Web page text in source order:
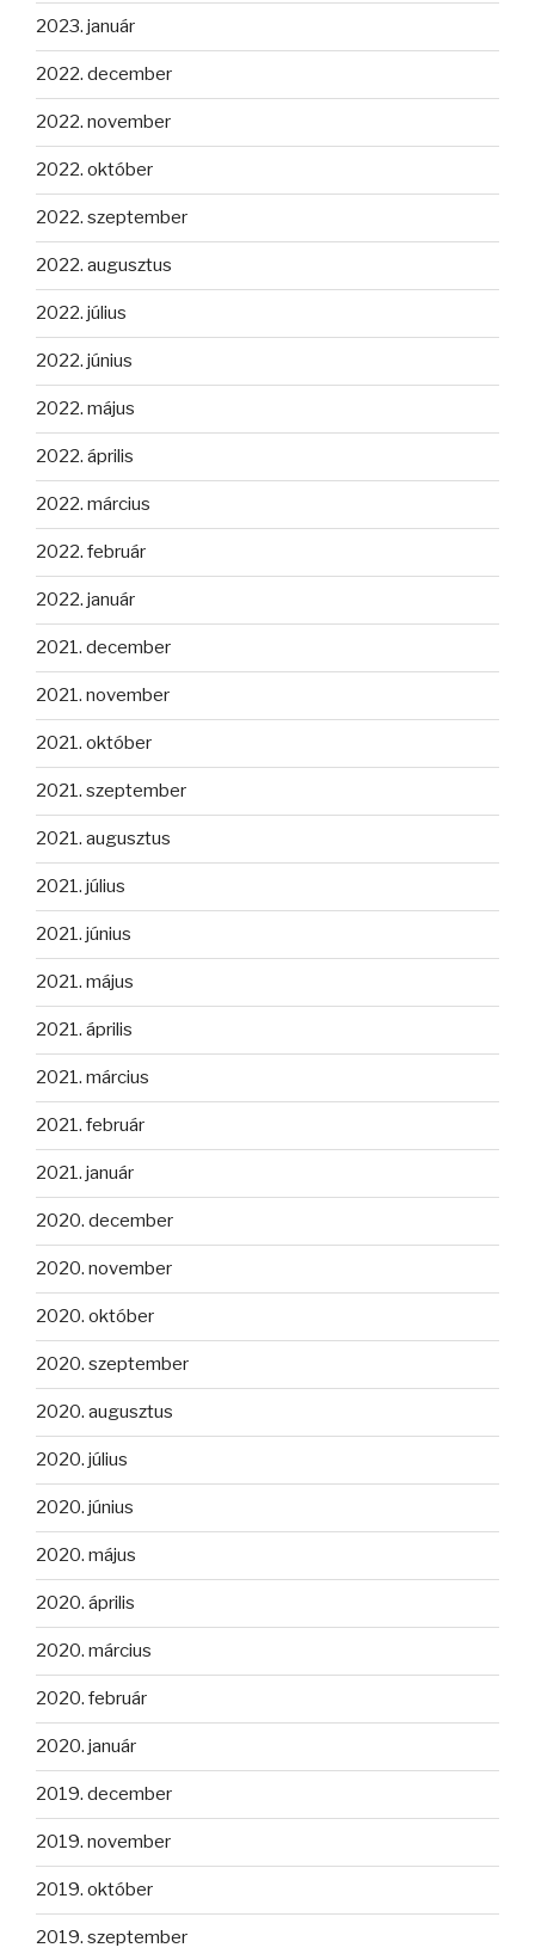
2023. január
2022. december
2022. november
2022. október
2022. szeptember
2022. augusztus
2022. július
2022. június
2022. május
2022. április
2022. március
2022. február
2022. január
2021. december
2021. november
2021. október
2021. szeptember
2021. augusztus
2021. július
2021. június
2021. május
2021. április
2021. március
2021. február
2021. január
2020. december
2020. november
2020. október
2020. szeptember
2020. augusztus
2020. július
2020. június
2020. május
2020. április
2020. március
2020. február
2020. január
2019. december
2019. november
2019. október
2019. szeptember